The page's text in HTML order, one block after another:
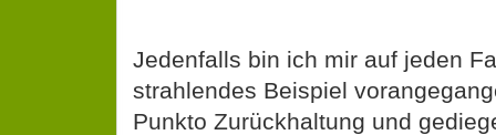
Jedenfalls bin ich mir auf jeden
strahlendes Beispiel
Punkto Zurückhaltung und